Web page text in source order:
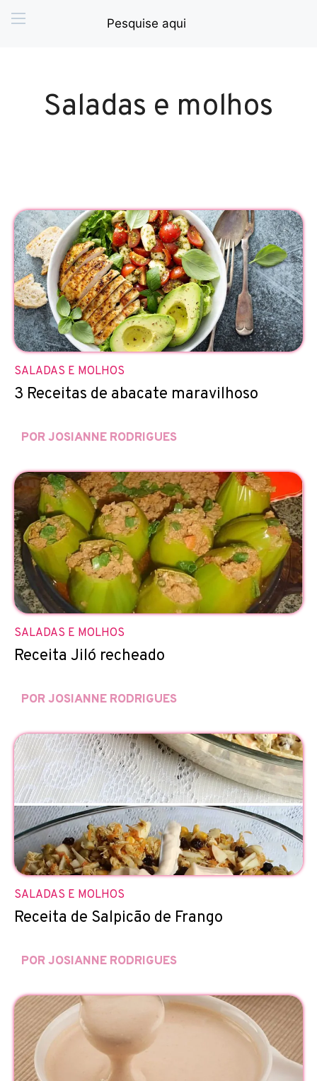
Saladas e molhos
SALADAS E MOLHOS
3 Receitas de abacate maravilhoso
POR JOSIANNE RODRIGUES
SALADAS E MOLHOS
Receita Jiló recheado
POR JOSIANNE RODRIGUES
SALADAS E MOLHOS
Receita de Salpicão de Frango
POR JOSIANNE RODRIGUES